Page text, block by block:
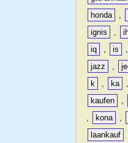
honda
,
ignis
,
iq
, is ,
jazz
,
k
, ka ,
kaufen
,
,
kona ,
laankauf